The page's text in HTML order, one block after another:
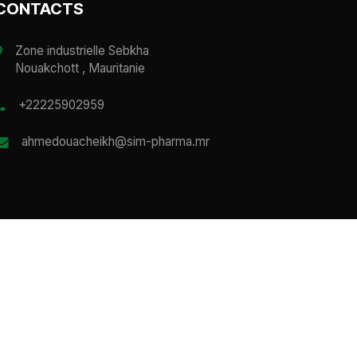
Zone industrielle Sebkha
Nouakchott , Mauritanie
+22225902959
ahmedouacheikh@sim-pharma.mr